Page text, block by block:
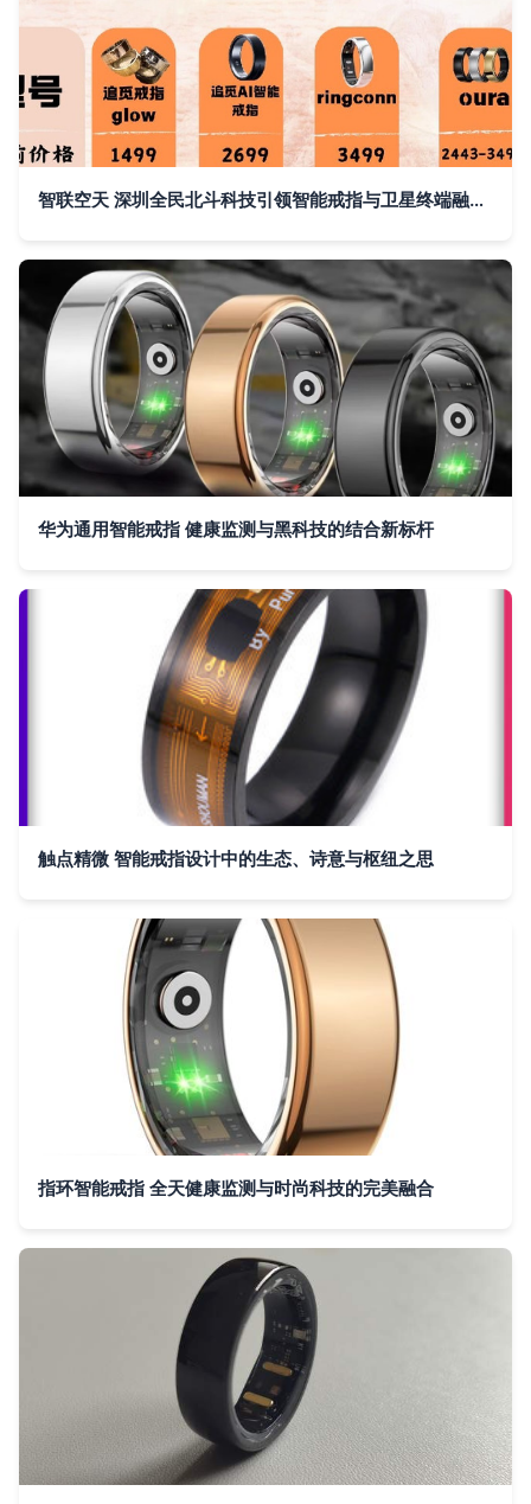
智联空天 深圳全民北斗科技引领智能戒指与卫星终端融合新纪元
华为通用智能戒指 健康监测与黑科技的结合新标杆
触点精微 智能戒指设计中的生态、诗意与枢纽之思
指环智能戒指 全天健康监测与时尚科技的完美融合